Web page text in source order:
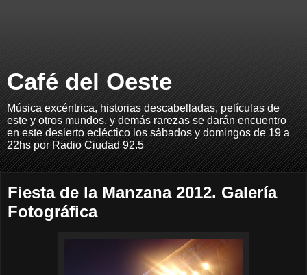
Café del Oeste
Música excéntrica, historias descabelladas, películas de
este y otros mundos, y demás rarezas se darán encuentro
en este desierto ecléctico los sábados y domingos de 19 a
22hs por Radio Ciudad 92.5
Fiesta de la Manzana 2012. Galería
Fotográfica